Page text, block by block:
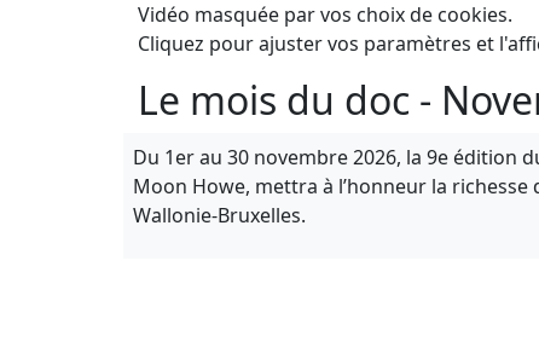
Vidéo masquée par vos choix de cookies.
Cliquez pour ajuster vos paramètres et
Le mois du doc -
Du 1er au 30 novembre 2026, la 9e édition
Moon Howe, mettra à l’honneur la
Wallonie-Bruxelles.